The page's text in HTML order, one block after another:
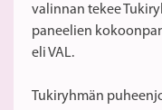
valinnan tekee
paneelien
eli VAL.
Tukiryhmän